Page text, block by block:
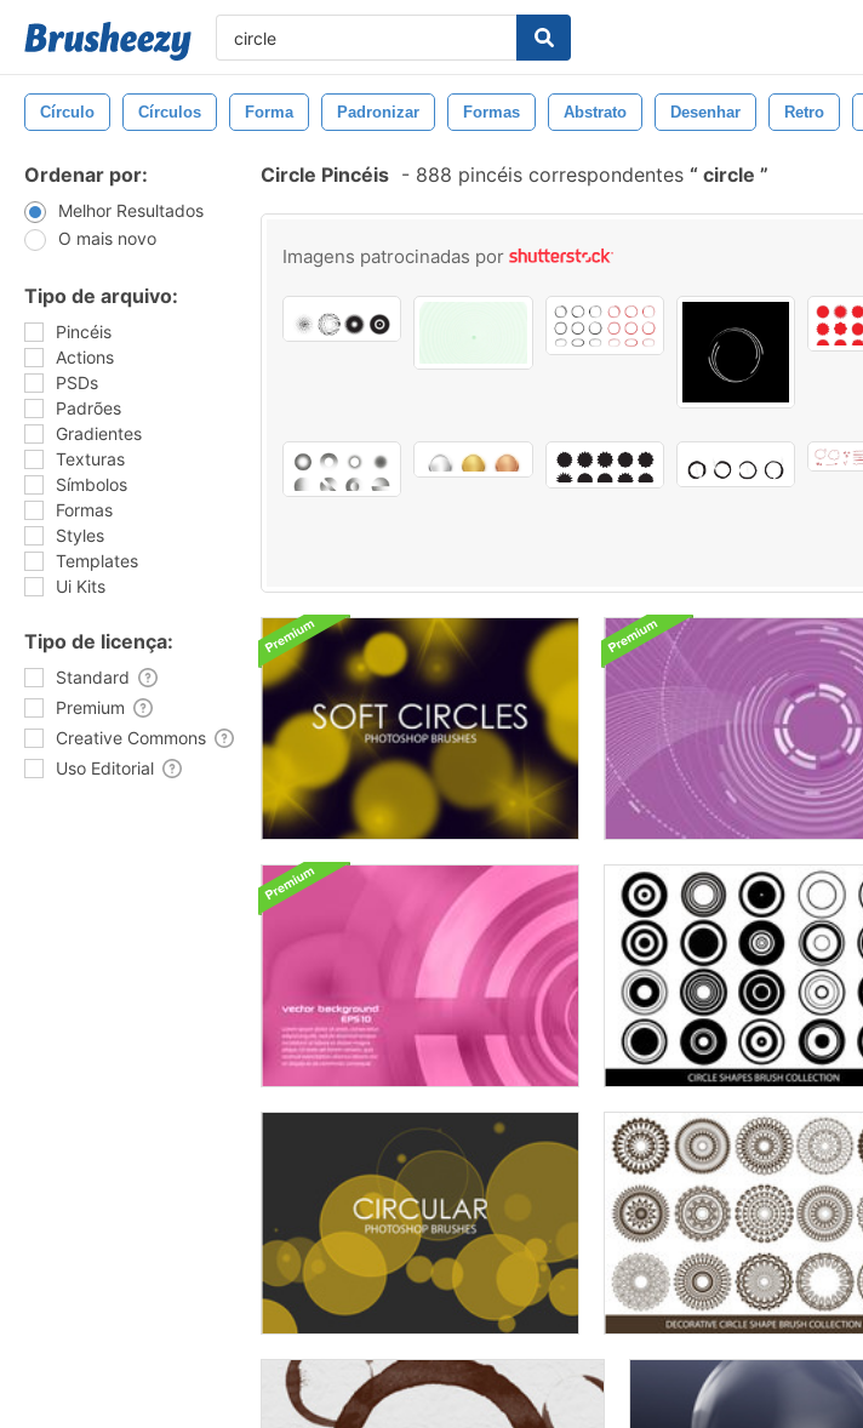
Círculo Círculos Forma Padronizar Formas Abstrato Desenhar Retro
Ordenar por:
Melhor Resultados
O mais novo
Tipo de arquivo:
Pincéis
Actions
PSDs
Padrões
Gradientes
Texturas
Símbolos
Formas
Styles
Templates
Ui Kits
Tipo de licença:
Standard
Premium
Creative Commons
Uso Editorial
Circle Pincéis - 888 pincéis correspondentes circle
Imagens patrocinadas por